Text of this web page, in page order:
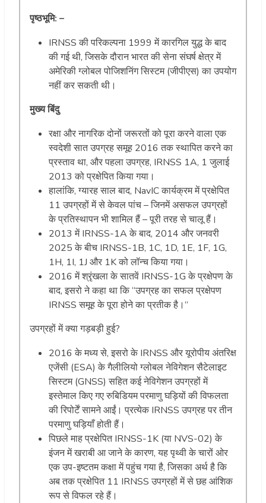
पृष्ठभूमि: –
IRNSS की परिकल्पना 1999 में कारगिल युद्ध के बाद
की गई थी, जिसके दौरान भारत की सेना संघर्ष क्षेत्र में
अमेरिकी ग्लोबल पोजिशनिंग सिस्टम (जीपीएस) का उपयोग
नहीं कर सकती थी।
मुख्य बिंदु
रक्षा और नागरिक दोनों जरूरतों को पूरा करने वाला एक
स्वदेशी सात उपग्रह समूह 2016 तक स्थापित करने का
प्रस्ताव था, और पहला उपग्रह, IRNSS 1A, 1 जुलाई
2013 को प्रक्षेपित किया गया।
हालांकि, ग्यारह साल बाद, NavIC कार्यक्रम में प्रक्षेपित
11 उपग्रहों में से केवल पांच – जिनमें असफल उपग्रहों
के प्रतिस्थापन भी शामिल हैं – पूरी तरह से चालू हैं।
2013 में IRNSS-1A के बाद, 2014 और जनवरी
2025 के बीच IRNSS-1B, 1C, 1D, 1E, 1F, 1G,
1H, 1I, 1J और 1K को लॉन्च किया गया।
2016 में श्रृंखला के सातवें IRNSS-1G के प्रक्षेपण के
बाद, इसरो ने कहा था कि “उपग्रह का सफल प्रक्षेपण
IRNSS समूह के पूरा होने का प्रतीक है।”
उपग्रहों में क्या गड़बड़ी हुई?
2016 के मध्य से, इसरो के IRNSS और यूरोपीय अंतरिक्ष
एजेंसी (ESA) के गैलीलियो ग्लोबल नेविगेशन सैटेलाइट
सिस्टम (GNSS) सहित कई नेविगेशन उपग्रहों में
इस्तेमाल किए गए रुबिडियम परमाणु घड़ियों की विफलता
की रिपोर्टें सामने आईं। प्रत्येक IRNSS उपग्रह पर तीन
परमाणु घड़ियाँ होती हैं।
पिछले माह प्रक्षेपित IRNSS-1K (या NVS-02) के
इंजन में खराबी आ जाने के कारण, यह पृथ्वी के चारों ओर
एक उप-इष्टतम कक्षा में पहुंच गया है, जिसका अर्थ है कि
अब तक प्रक्षेपित 11 IRNSS उपग्रहों में से छह आंशिक
रूप से विफल रहे हैं।